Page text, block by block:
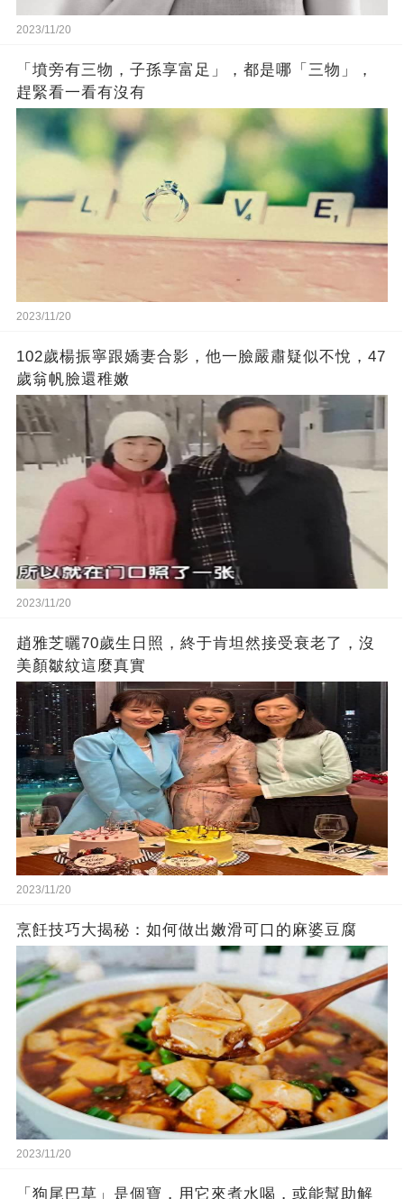
2023/11/20
「墳旁有三物，子孫享富足」，都是哪「三物」，
趕緊看一看有沒有
2023/11/20
102歲楊振寧跟嬌妻合影，他一臉嚴肅疑似不悅，47
歲翁帆臉還稚嫩
2023/11/20
趙雅芝曬70歲生日照，終于肯坦然接受衰老了，沒
美顏皺紋這麼真實
2023/11/20
烹飪技巧大揭秘：如何做出嫩滑可口的麻婆豆腐
2023/11/20
「狗尾巴草」是個寶，用它來煮水喝，或能幫助解